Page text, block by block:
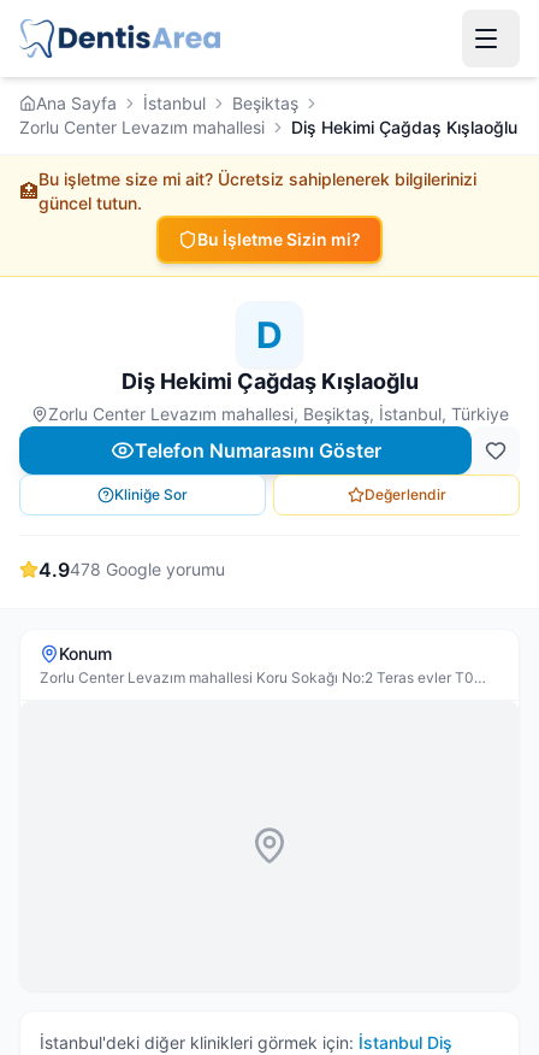
Ana Sayfa İstanbul
Beşiktaş
Zorlu Center Levazım mahallesi
Diş Hekimi Çağdaş Kışlaoğlu
🏥
Bu işletme size mi ait? Ücretsiz sahiplenerek bilgilerinizi
güncel tutun.
Bu İşletme Sizin mi?
D
Diş Hekimi Çağdaş Kışlaoğlu
Zorlu Center Levazım mahallesi, Beşiktaş, İstanbul, Türkiye
Telefon Numarasını Göster
Kliniğe Sor Değerlendir
4.9478 Google yorumu
Konum
Zorlu Center Levazım mahallesi Koru Sokağı No:2 Teras evler T0
İstanbul'deki diğer klinikleri görmek için: İstanbul Diş